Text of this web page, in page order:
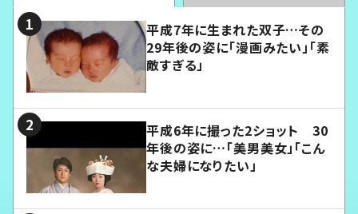
平成7年に生まれた双子…その
29年後の姿に「漫画みたい」「素
敵すぎる」
平成6年に撮った2ショット 30
年後の姿に…「美男美女」「こん
な夫婦になりたい」